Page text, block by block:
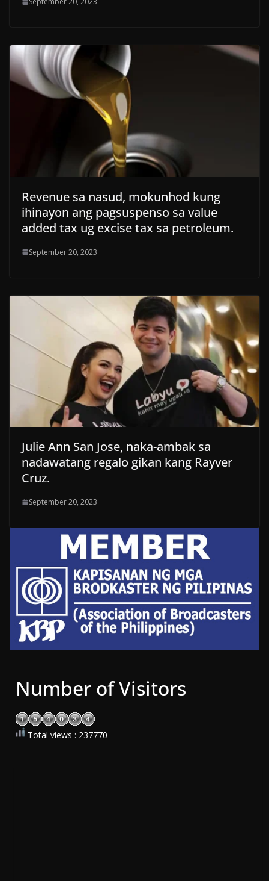
Revenue sa nasud, mokunhod kung
ihinayon ang pagsuspenso sa value
added tax ug excise tax sa petroleum.
September 20, 2023
Julie Ann San Jose, naka-ambak sa
nadawatang regalo gikan kang Rayver
Cruz.
September 20, 2023
Number of Visitors
Total views : 237770